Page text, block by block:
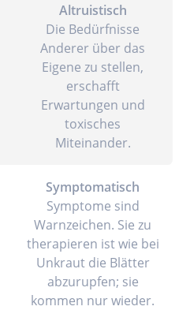
Altruistisch
Die Bedürfnisse
Anderer über das
Eigene zu stellen,
erschafft
Erwartungen und
toxisches
Miteinander.
Symptomatisch
Symptome sind
Warnzeichen. Sie zu
therapieren ist wie bei
Unkraut die Blätter
abzurupfen; sie
kommen nur wieder.